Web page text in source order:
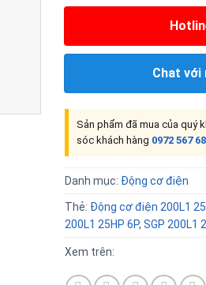
Chat với
Sản phẩm đã mua của quý
sóc khách hàng 0972 567
Danh mục: Động cơ điện
Thẻ: Động cơ điện 200L1
200L1 25HP 6P, SGP 200L1
Xem trên: